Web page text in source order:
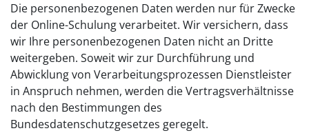
Die personenbezogenen Daten werden nur für Zwecke
der Online-Schulung verarbeitet. Wir versichern, dass
wir Ihre personenbezogenen Daten nicht an Dritte
weitergeben. Soweit wir zur Durchführung und
Abwicklung von Verarbeitungsprozessen Dienstleister
in Anspruch nehmen, werden die Vertragsverhältnisse
nach den Bestimmungen des
Bundesdatenschutzgesetzes geregelt.